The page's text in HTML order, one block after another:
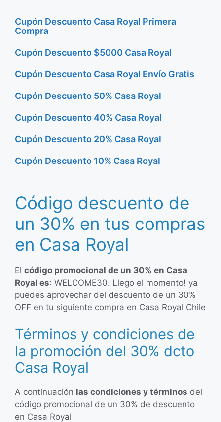
Cupón Descuento Casa Royal Primera
Compra
Cupón Descuento $5000 Casa Royal
Cupón Descuento Casa Royal Envío Gratis
Cupón Descuento 50% Casa Royal
Cupón Descuento 40% Casa Royal
Cupón Descuento 20% Casa Royal
Cupón Descuento 10% Casa Royal
Código descuento de
un 30% en tus compras
en Casa Royal
El código promocional de un 30% en Casa
Royal es: WELCOME30. Llego el momento! ya
puedes aprovechar del descuento de un 30%
OFF en tu siguiente compra en Casa Royal Chile
Términos y condiciones de
la promoción del 30% dcto
Casa Royal
A continuación las condiciones y términos del
código promocional de un 30% de descuento
en Casa Royal